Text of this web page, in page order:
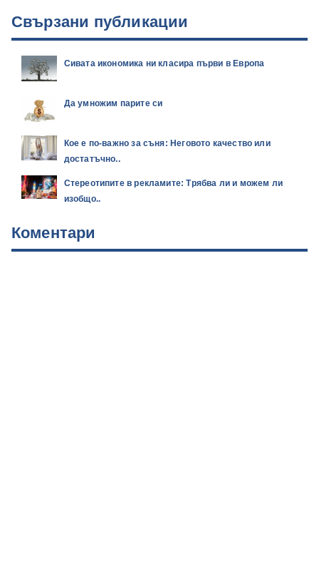
Свързани публикации
Сивата икономика ни класира първи в Европа
Да умножим парите си
Кое е по-важно за съня: Неговото качество или
достатъчно..
Стереотипите в рекламите: Трябва ли и можем ли
изобщо..
Коментари